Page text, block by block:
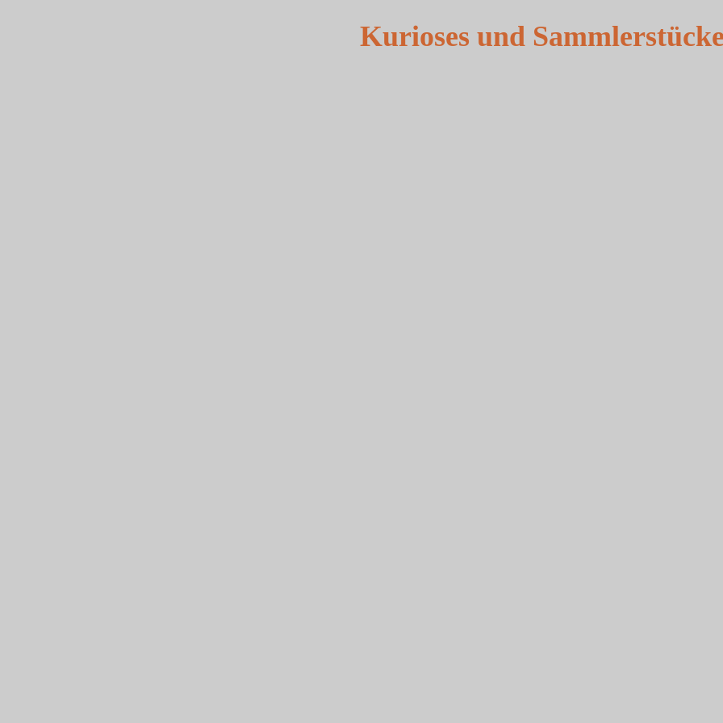
Kurioses und